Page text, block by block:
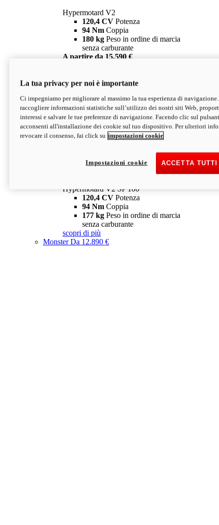
Hypermotard V2
120,4 CV Potenza
94 Nm Coppia
180 kg Peso in ordine di marcia
senza carburante
A partire da 15.590 €
V2 SP
Hypermotard V2 SP
120,4 CVPotenza
94 NmCoppia
177 kgPeso in ordine di marcia
senza carburante
Depotenziata 35 kW: 18.890 € i
configura scopri di più
Hypermotard V2 SP 100
120,4 CV Potenza
94 Nm Coppia
177 kg Peso in ordine di marcia
senza carburante
scopri di più
MonsterDa 12.890 €
La tua privacy per noi è importante
Ci impegniamo per migliorare al massimo la tua esperienza di
raccogliere informazioni statistiche sull’utilizzo dei nostri siti Web,
interessi e salvare le tue preferenze di navigazione. Facendo clic sul
acconsenti all'installazione dei cookie sul tuo dispositivo. Per ulteriori
revocare il consenso, fai click su impostazioni cookie
ACCETTA
Impostazioni cookie